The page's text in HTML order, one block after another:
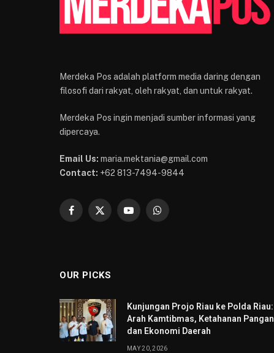
Merdeka Pos adalah platform media daring dengan
filosofi dari rakyat, oleh rakyat, dan untuk rakyat.
Merdeka Pos ingin menjadi sumber informasi yang
dipercaya.
Email Us: maria.mektania@gmail.com
Contact: +62 813-7494-9844
Facebook
X
YouTubeWhatsApp
OUR PICKS
Kunjungan Projo Riau ke Polda Riau:
Arah Kamtibmas, Ketahanan Pangan
dan Ekonomi Daerah
MAY 20, 2026